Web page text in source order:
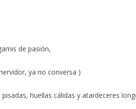
de pasión,
ya no conversa )
huellas cálidas y atardeceres